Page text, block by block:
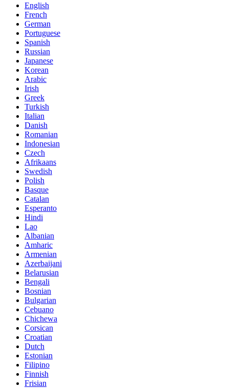
English
French
German
Portuguese
Spanish
Russian
Japanese
Korean
Arabic
Irish
Greek
Turkish
Italian
Danish
Romanian
Indonesian
Czech
Afrikaans
Swedish
Polish
Basque
Catalan
Esperanto
Hindi
Lao
Albanian
Amharic
Armenian
Azerbaijani
Belarusian
Bengali
Bosnian
Bulgarian
Cebuano
Chichewa
Corsican
Croatian
Dutch
Estonian
Filipino
Finnish
Frisian